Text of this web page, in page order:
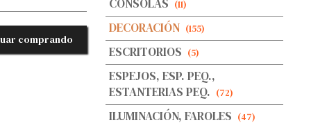
CONSOLAS (11)
DECORACIÓN (155)
ESCRITORIOS (5)
ESPEJOS, ESP. PEQ.,
ESTANTERIAS PEQ. (72)
ILUMINACIÓN, FAROLES (47)
comprando